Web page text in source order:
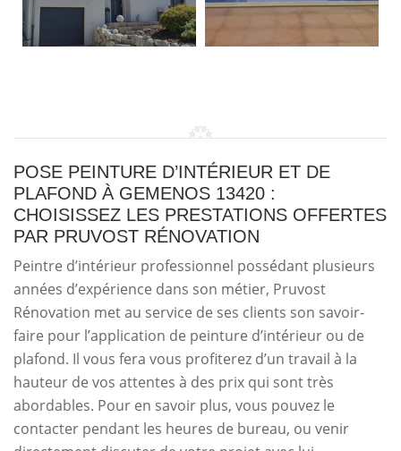
POSE PEINTURE D’INTÉRIEUR ET DE
PLAFOND À GEMENOS 13420 :
CHOISISSEZ LES PRESTATIONS OFFERTES
PAR PRUVOST RÉNOVATION
Peintre d’intérieur professionnel possédant plusieurs
années d’expérience dans son métier, Pruvost
Rénovation met au service de ses clients son savoir-
faire pour l’application de peinture d’intérieur ou de
plafond. Il vous fera vous profiterez d’un travail à la
hauteur de vos attentes à des prix qui sont très
abordables. Pour en savoir plus, vous pouvez le
contacter pendant les heures de bureau, ou venir